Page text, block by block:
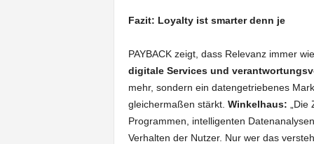
Fazit: Loyalty ist smarter denn je
PAYBACK zeigt, dass Relevanz immer
digitale Services und
mehr, sondern ein datengetriebenes
gleichermaßen stärkt. Winkelhaus:
Programmen, intelligenten
Verhalten der Nutzer. Nur wer das